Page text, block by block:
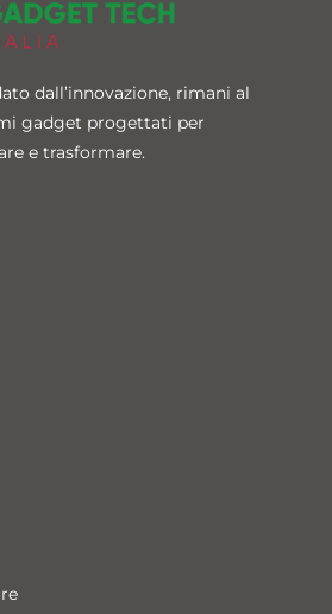
dall’innovazione, rimani al
gadget progettati per
e trasformare.